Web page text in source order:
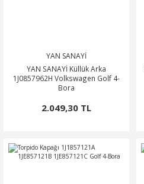
YAN SANAYİ
YAN SANAYİ Küllük Arka
1J0857962H Volkswagen Golf 4-
Bora
2.049,30 TL